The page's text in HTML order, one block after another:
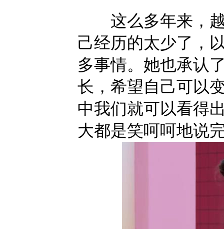
这么多年来，越
己经历的太少了，
多事情。她也承认
长，希望自己可以
中我们就可以看得
大都是笑呵呵地说